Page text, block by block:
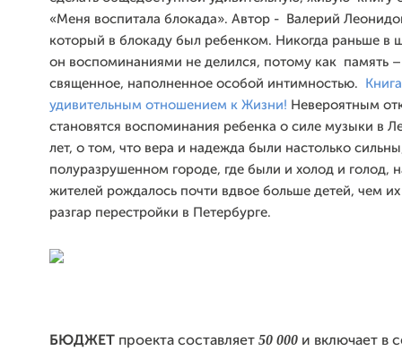
«Меня воспитала блокада». Автор - Валерий
который в блокаду был ребенком. Никогда раньше в
он воспоминаниями не делился, потому как память
священное, наполненное особой интимностью.
удивительным отношением к Жизни! Невероятным
становятся воспоминания ребенка о силе музыки в
лет, о том, что вера и надежда были настолько
полуразрушенном городе, где были и холод и голод,
жителей рождалось почти вдвое больше детей, чем
разгар перестройки в Петербурге.
БЮДЖЕТ проекта составляет 50 000 и включает в